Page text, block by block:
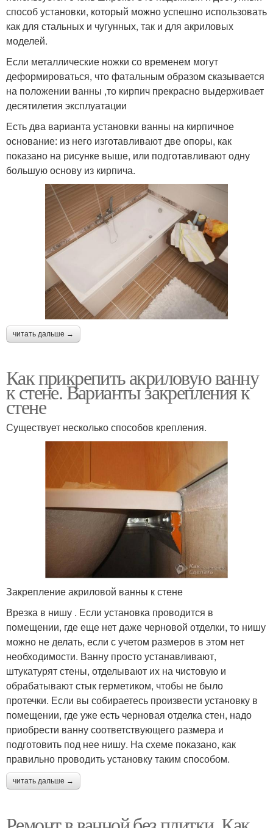
способ установки, который можно успешно использовать
как для стальных и чугунных, так и для акриловых
моделей.
Если металлические ножки со временем могут
деформироваться, что фатальным образом сказывается
на положении ванны ,то кирпич прекрасно выдерживает
десятилетия эксплуатации
Есть два варианта установки ванны на кирпичное
основание: из него изготавливают две опоры, как
показано на рисунке выше, или подготавливают одну
большую основу из кирпича.
читать дальше →
Как прикрепить акриловую ванну
к стене. Варианты закрепления к
стене
Существует несколько способов крепления.
Закрепление акриловой ванны к стене
Врезка в нишу . Если установка проводится в
помещении, где еще нет даже черновой отделки, то нишу
можно не делать, если с учетом размеров в этом нет
необходимости. Ванну просто устанавливают,
штукатурят стены, отделывают их на чистовую и
обрабатывают стык герметиком, чтобы не было
протечки. Если вы собираетесь произвести установку в
помещении, где уже есть черновая отделка стен, надо
приобрести ванну соответствующего размера и
подготовить под нее нишу. На схеме показано, как
правильно проводить установку таким способом.
читать дальше →